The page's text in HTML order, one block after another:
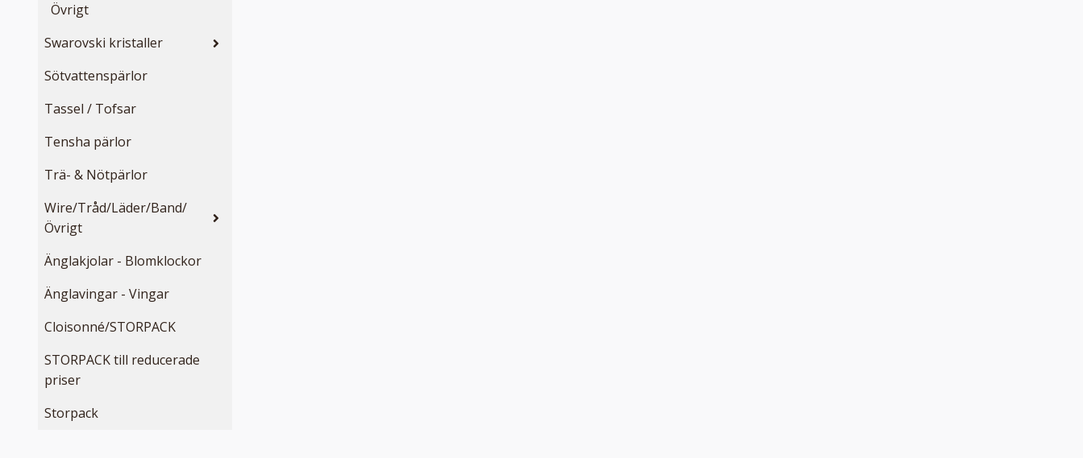
Övrigt
Swarovski kristaller
Sötvattenspärlor
Tassel / Tofsar
Tensha pärlor
Trä- & Nötpärlor
Wire/Tråd/Läder/Band/
Övrigt
Änglakjolar - Blomklockor
Änglavingar - Vingar
Cloisonné/STORPACK
STORPACK till reducerade
priser
Storpack